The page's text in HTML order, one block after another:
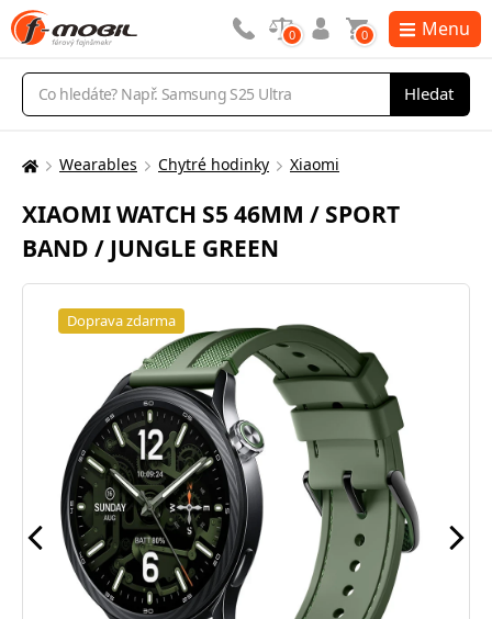
Vyhledávání
Hledat
0 0 Menu
Zde
nacházíte:
Wearables Chytré hodinky Xiaomi
XIAOMI WATCH S5 46MM / SPORT
BAND / JUNGLE GREEN
Doprava zdarma